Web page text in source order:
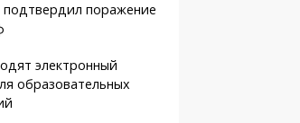
подтвердил поражение
электронный
образовательных